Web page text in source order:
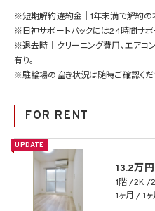
※短期解約違約金｜1年未満で解約の
※日神サポートパックには24時間サポ
※退去時｜クリーニング費用、エア
有り。
※駐輪場の空き状況は随時ご確認くだ
FOR RENT
UPDATE
13.2万円
1階 2K
1ヶ月 / 1ヶ